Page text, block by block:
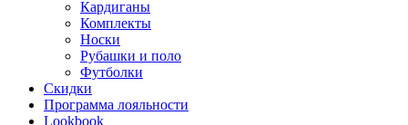
Кардиганы
Комплекты
Носки
Рубашки и поло
Футболки
Скидки
Программа лояльности
Lookbook